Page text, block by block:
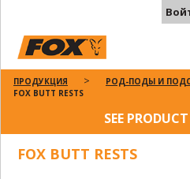
ПРОДУКЦИЯ
РОД-ПОДЫ И
FOX BUTT RESTS
SEE
FOX BUTT RESTS